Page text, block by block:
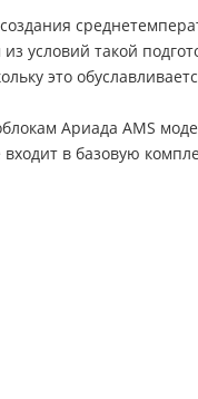
такой
это
Ариада AMS
входит в базовую